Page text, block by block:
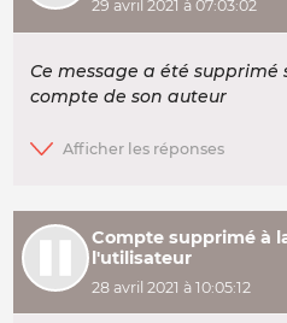
29 avril 2021 à 07:03:02
Ce message a été supprimé
compte de son auteur
Compte supprimé à
l'utilisateur
28 avril 2021 à 10:05:12